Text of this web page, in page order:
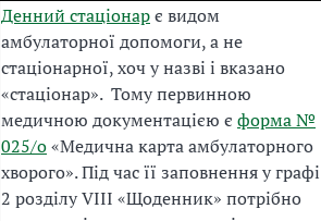
Денний стаціонарє видом
амбулаторної допомоги, а не
стаціонарної, хоч у назві і вказано
«стаціонар». Тому первинною
медичною документацією є форма №
025/о«Медична карта амбулаторного
хворого». Під час її заповнення у графі
2 розділу VIII «Щоденник» потрібно